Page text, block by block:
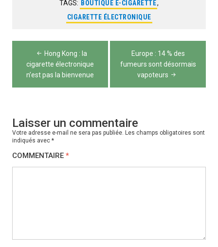
TAGS: BOUTIQUE E-CIGARETTE,
CIGARETTE ÉLECTRONIQUE
Navigation
de
l’article
Hong Kong : la
cigarette électronique
n’est pas la bienvenue
Europe : 14 % des
fumeurs sont désormais
vapoteurs
Laisser un commentaire
Votre adresse e-mail ne sera pas publiée. Les champs obligatoires sont
indiqués avec *
COMMENTAIRE *